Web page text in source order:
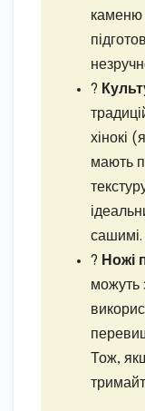
каменю
?
хінокі
мають
сашимі.
? Ножі
можуть
Тож,